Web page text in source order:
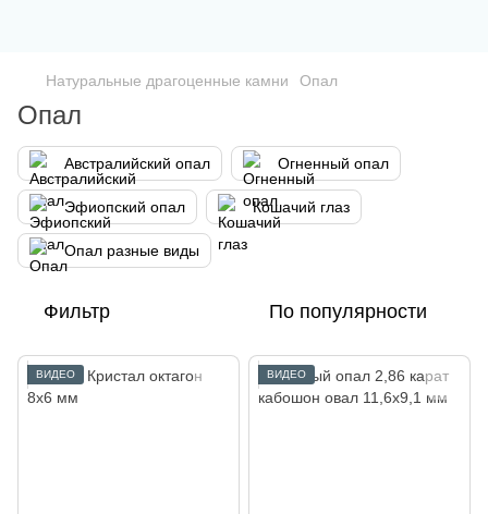
Натуральные драгоценные камни Опал
Опал
Австралийский опал Огненный опал
Эфиопский опал Кошачий глаз
Опал разные виды
Фильтр По популярности
ВИДЕО ВИДЕО